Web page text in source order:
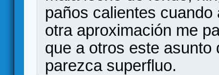
paños calientes
otra aproximación me
que a otros este
parezca superfluo.